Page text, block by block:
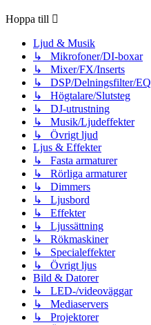
Hoppa till
Ljud & Musik
↳ Mikrofoner/DI-boxar
↳ Mixer/FX/Inserts
↳ DSP/Delningsfilter/EQ
↳ Högtalare/Slutsteg
↳ DJ-utrustning
↳ Musik/Ljudeffekter
↳ Övrigt ljud
Ljus & Effekter
↳ Fasta armaturer
↳ Rörliga armaturer
↳ Dimmers
↳ Ljusbord
↳ Effekter
↳ Ljussättning
↳ Rökmaskiner
↳ Specialeffekter
↳ Övrigt ljus
Bild & Datorer
↳ LED-/videoväggar
↳ Mediaservers
↳ Projektorer